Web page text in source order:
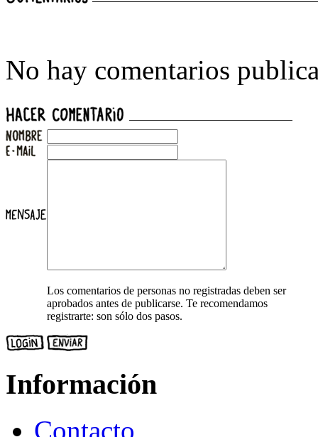
No hay comentarios
Los comentarios de personas no registradas deben ser
aprobados antes de publicarse. Te recomendamos
registrarte: son sólo dos pasos.
Información
Contacto